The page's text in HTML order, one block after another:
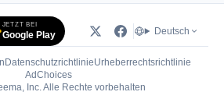
JETZT BEI
Google Play Deutsch
DatenschutzrichtlinieUrheberrechtsrichtlinie
AdChoices(öffnet in neuem Tab)
Inc. Alle Rechte vorbehalten